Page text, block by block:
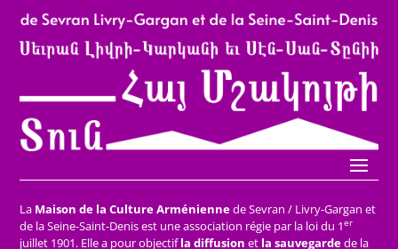
La Maison de la Culture Arméniennede Sevran / Livry-Gargan et
de la Seine-Saint-Denis est une association régie par la loi du 1er
juillet 1901. Elle a pour objectifla diffusion et la sauvegardede la